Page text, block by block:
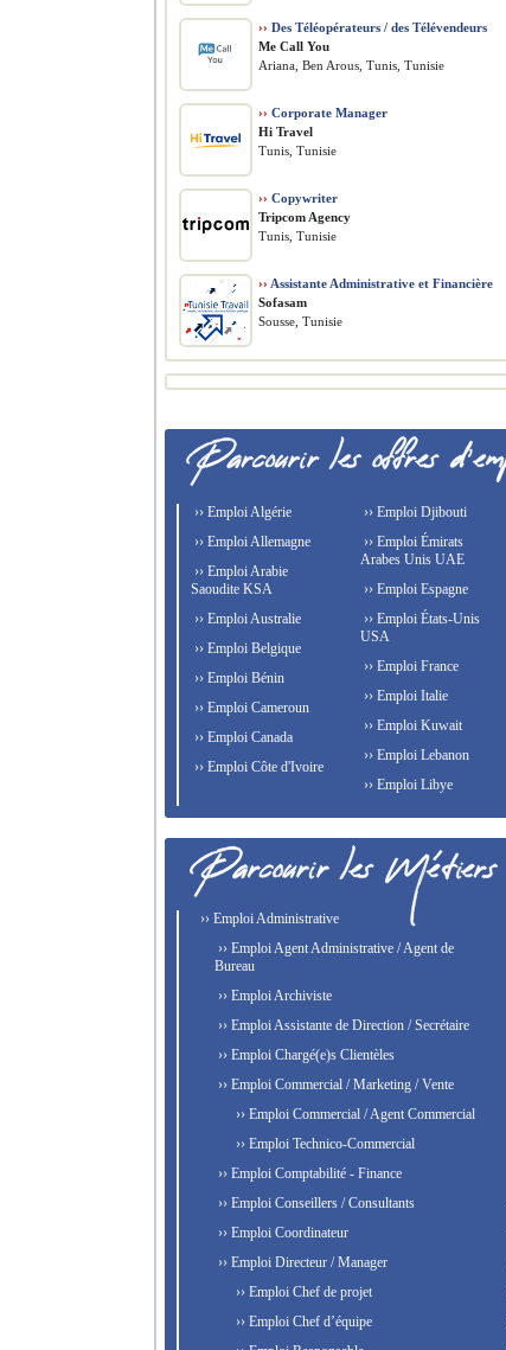
›› Des Téléopérateurs / des Télévendeurs
Me Call You
Ariana, Ben Arous, Tunis, Tunisie
›› Corporate Manager
Hi Travel
Tunis, Tunisie
›› Copywriter
Tripcom Agency
Tunis, Tunisie
›› Assistante Administrative et Financière
Sofasam
Sousse, Tunisie
›› Emploi Algérie
›› Emploi Allemagne
›› Emploi Arabie
Saoudite KSA
›› Emploi Australie
›› Emploi Belgique
›› Emploi Bénin
›› Emploi Cameroun
›› Emploi Canada
›› Emploi Côte d'Ivoire
›› Emploi Djibouti
›› Emploi Émirats
Arabes Unis UAE
›› Emploi Espagne
›› Emploi États-Unis
USA
›› Emploi France
›› Emploi Italie
›› Emploi Kuwait
›› Emploi Lebanon
›› Emploi Libye
›› Emploi Administrative
›› Emploi Agent Administrative / Agent de
Bureau
›› Emploi Archiviste
›› Emploi Assistante de Direction / Secrétaire
›› Emploi Chargé(e)s Clientèles
›› Emploi Commercial / Marketing / Vente
›› Emploi Commercial / Agent Commercial
›› Emploi Technico-Commercial
›› Emploi Comptabilité - Finance
›› Emploi Conseillers / Consultants
›› Emploi Coordinateur
›› Emploi Directeur / Manager
›› Emploi Chef de projet
›› Emploi Chef d’équipe